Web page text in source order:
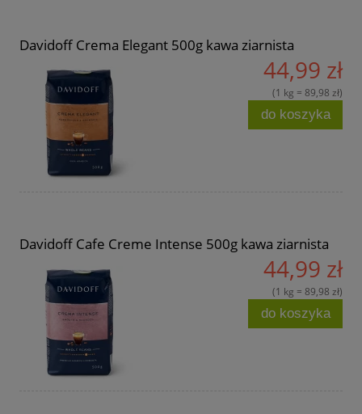
Davidoff Crema Elegant 500g kawa ziarnista
44,99 zł
(1 kg = 89,98 zł)
do koszyka
Davidoff Cafe Creme Intense 500g kawa ziarnista
44,99 zł
(1 kg = 89,98 zł)
do koszyka